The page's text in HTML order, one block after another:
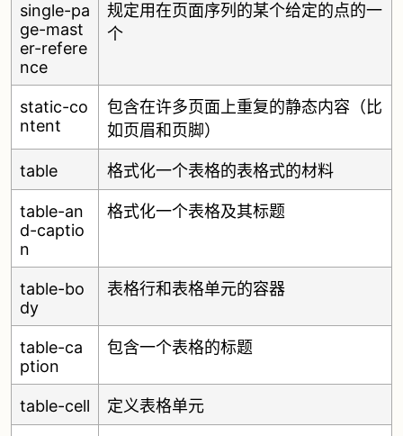
single-pa
ge-mast
er-refere
nce
规定用在页面序列的某个给定的点的一
个
static-co
ntent
包含在许多页面上重复的静态内容（比
如页眉和页脚）
table 格式化一个表格的表格式的材料
table-an
d-captio
n
格式化一个表格及其标题
table-bo
dy
表格行和表格单元的容器
table-ca
ption
包含一个表格的标题
table-cell 定义表格单元